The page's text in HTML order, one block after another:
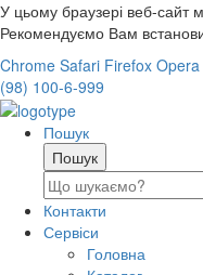
У цьому браузері веб-сайт
Рекомендуємо Вам
Chrome Safari Firefox Opera
(98) 100-6-999
Пошук
Контакти
Сервіси
Головна